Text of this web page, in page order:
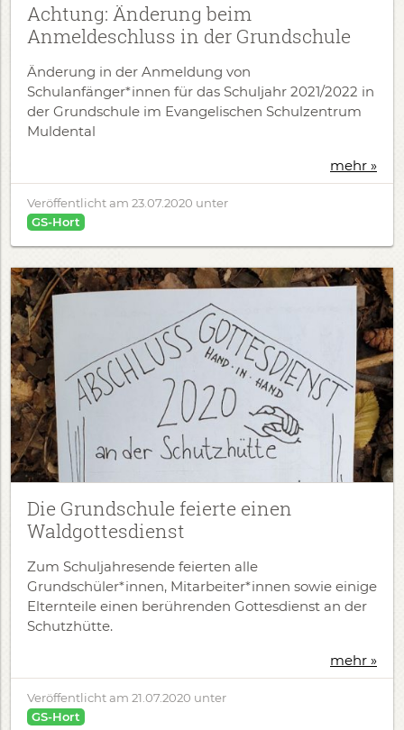
Achtung: Änderung beim
Anmeldeschluss in der Grundschule
​Änderung in der Anmeldung von
Schulanfänger*innen für das Schuljahr 2021/2022 in
der Grundschule im Evangelischen Schulzentrum
Muldental
mehr »
Veröffentlicht am 23.07.2020 unter
GS-Hort
Die Grundschule feierte einen
Waldgottesdienst
Zum Schuljahresende feierten alle
Grundschüler*innen, Mitarbeiter*innen sowie einige
Elternteile einen berührenden Gottesdienst an der
Schutzhütte.
mehr »
Veröffentlicht am 21.07.2020 unter
GS-Hort